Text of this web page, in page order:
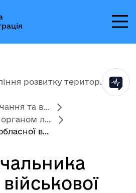
розвитку територ...
та в...
л...
в...